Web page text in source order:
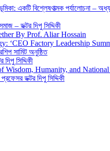
একটি বিশ্লেষণাত্মক পর্যালোচনা –
– ডক্টর দিপু সিদ্দিকী
By Prof. Aliar Hossain
‘CEO Factory Leadership
সামিট অনুষ্ঠিত
সিদ্দিকী
Wisdom, Humanity, and
ডক্টর দিপু সিদ্দিকী